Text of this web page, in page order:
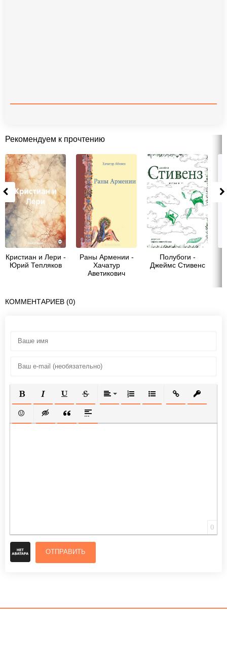
Рекомендуем к прочтению
Кристиан и Лери -
Юрий Тепляков
Раны Армении -
Хачатур
Аветикович
Полубоги -
Джеймс Стивенс
КОММЕНТАРИЕВ (0)
ПОЛУЖИРНЫЙ
КУРСИВПОДЧЕРКНУТЫЙ
ЗАЧЕРКНУТЫЙВЫРАВНИВАНИЕ
НУМЕРОВАННЫЙ СПИСОК
МАРКИРОВАННЫЙ
ВСТАВИТЬ
ВСТАВИТЬ СМАЙЛИК
ВСТАВКА СКРЫТОГО ТЕКСТА
ВСТАВКА ЦИТАТЫ
ВСТАВКА СПОЙЛЕРА
0
ОТПРАВИТЬ